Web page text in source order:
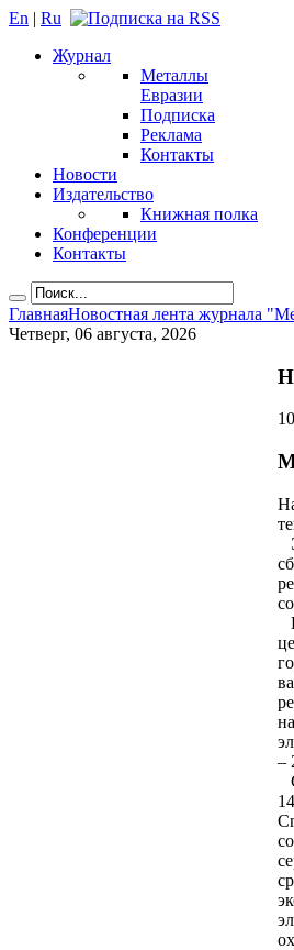
En | Ru
Журнал
Металлы
Евразии
Подписка
Реклама
Контакты
Новости
Издательство
Книжная полка
Конференции
Контакты
ГлавнаяНовостная лента журнала
Четверг, 06 августа, 2026
–